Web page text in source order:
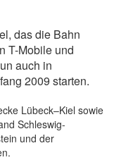
das die Bahn
T-Mobile und
auch in
2009 starten.
Lübeck–Kiel sowie
Schleswig-
und der